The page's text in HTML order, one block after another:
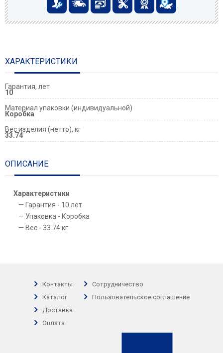
ХАРАКТЕРИСТИКИ
Гарантия, лет
10
Материал упаковки (индивидуальной)
Коробка
Вес изделия (нетто), кг
33.74
ОПИСАНИЕ
Характеристики
Гарантия - 10 лет
Упаковка - Коробка
Вес - 33.74 кг
Контакты
Каталог
Доставка
Оплата
Сотрудничество
Пользовательское соглашение